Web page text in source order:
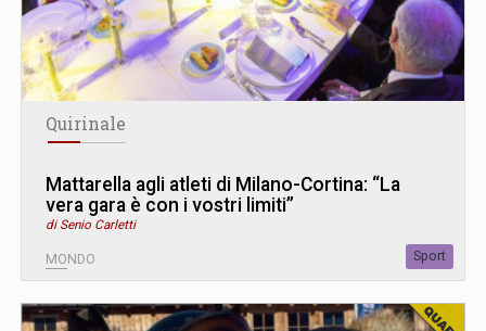
Quirinale
Mattarella agli atleti di Milano-Cortina: “La
vera gara è con i vostri limiti”
di Senio Carletti
MONDO Sport